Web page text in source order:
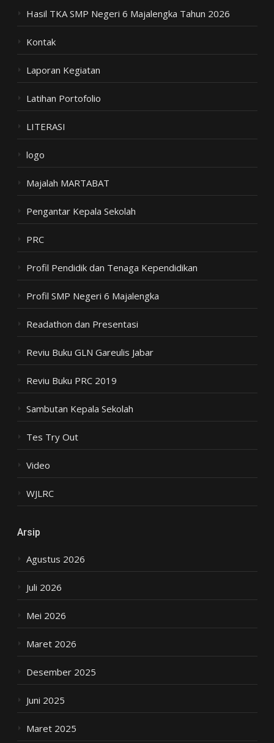
Hasil TKA SMP Negeri 6 Majalengka Tahun 2026
Kontak
Laporan Kegiatan
Latihan Portofolio
LITERASI
logo
Majalah MARTABAT
Pengantar Kepala Sekolah
PRC
Profil Pendidik dan Tenaga Kependidikan
Profil SMP Negeri 6 Majalengka
Readathon dan Presentasi
Reviu Buku GLN Gareulis Jabar
Reviu Buku PRC 2019
Sambutan Kepala Sekolah
Tes Try Out
Video
WJLRC
Arsip
Agustus 2026
Juli 2026
Mei 2026
Maret 2026
Desember 2025
Juni 2025
Maret 2025